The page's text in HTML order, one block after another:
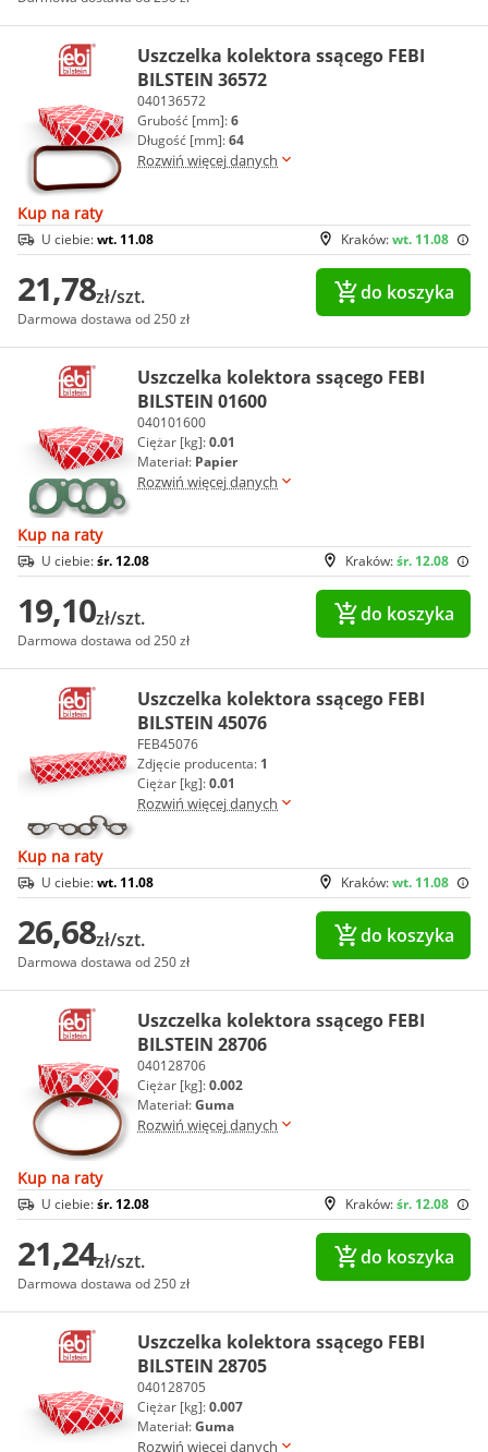
Uszczelka kolektora ssącego FEBI
BILSTEIN 36572
040136572
Grubość [mm]:6
Długość [mm]:64
Rozwiń więcej danych
Kup na raty
Kraków:wt. 11.08
U ciebie:wt. 11.08
21,78zł/szt.
Darmowa dostawa od 250 zł
do koszyka
Uszczelka kolektora ssącego FEBI
BILSTEIN 01600
040101600
Ciężar [kg]:0.01
Materiał: Papier
Rozwiń więcej danych
Kup na raty
Kraków:śr. 12.08
U ciebie:śr. 12.08
19,10zł/szt.
Darmowa dostawa od 250 zł
do koszyka
Uszczelka kolektora ssącego FEBI
BILSTEIN 45076
FEB45076
Zdjęcie producenta: 1
Ciężar [kg]:0.01
Rozwiń więcej danych
Kup na raty
Kraków:wt. 11.08
U ciebie:wt. 11.08
26,68zł/szt.
Darmowa dostawa od 250 zł
do koszyka
Uszczelka kolektora ssącego FEBI
BILSTEIN 28706
040128706
Ciężar [kg]:0.002
Materiał:Guma
Rozwiń więcej danych
Kup na raty
Kraków:śr. 12.08
U ciebie:śr. 12.08
21,24zł/szt.
Darmowa dostawa od 250 zł
do koszyka
Uszczelka kolektora ssącego FEBI
BILSTEIN 28705
040128705
Ciężar [kg]:0.007
Materiał:Guma
Rozwiń więcej danych